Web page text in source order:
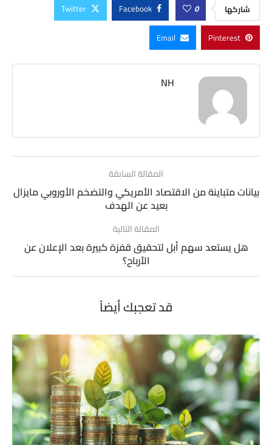
شاركها 0
Facebook
Twitter
Pinterest
Email
NH
المقالة السابقة
بيانات متباينة من الاقتصاد الأمريكي والتضخم الأوروبي مايزال
بعيد عن الهدف
المقالة التالية
هل يستعد سهم أبل لتحقيق قفزة كبيرة بعد الإعلان عن
الأرباح؟
قد تعجبك أيضاً